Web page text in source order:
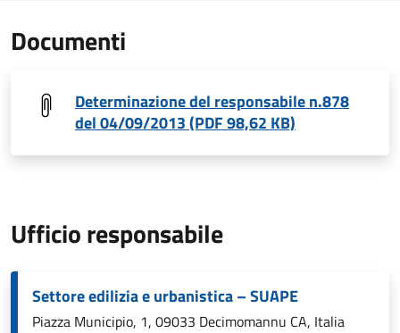
Documenti
Determinazione del responsabile n.878
del 04/09/2013 (PDF 98,62 KB)
Ufficio responsabile
Settore edilizia e urbanistica – SUAPE
Piazza Municipio, 1, 09033 Decimomannu CA, Italia